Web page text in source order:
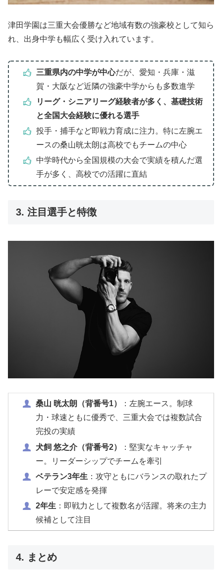
津田学園は三重大会優勝など地域有数の強豪校として知ら
れ、出身中学も幅広く受け入れています。
三重県内の中学が中心だが、愛知・兵庫・滋
賀・大阪など近隣の強豪中学からも多数進学
リーグ・シニアリーグ経験者が多く、基礎技術
と全国大会経験に優れる選手
投手・捕手など即戦力育成に注力。特に左腕エ
ースの桑山晄太朗は高校でもチームの中心
中学時代から全国規模の大会で実績を積んだ選
手が多く、高校での活躍に直結
3. 注目選手と特徴
桑山 晄太朗（背番号1）
：左腕エース。制球
力・球速ともに優秀で、三重大会では複数試合
完投の実績
犬飼 悠之介（背番号2）
：堅実なキャッチャ
ー。リーダーシップでチームを牽引
ベテラン3年生 ：攻守ともにバランスの取れたプ
レーで安定感を発揮
2年生 ：即戦力として複数名が活躍。将来の主力
候補として注目
4. まとめ